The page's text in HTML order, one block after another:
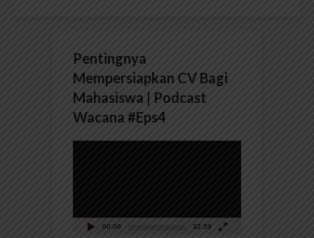
Pentingnya
Mempersiapkan CV Bagi
Mahasiswa | Podcast
Wacana #Eps4
00:00 32:39